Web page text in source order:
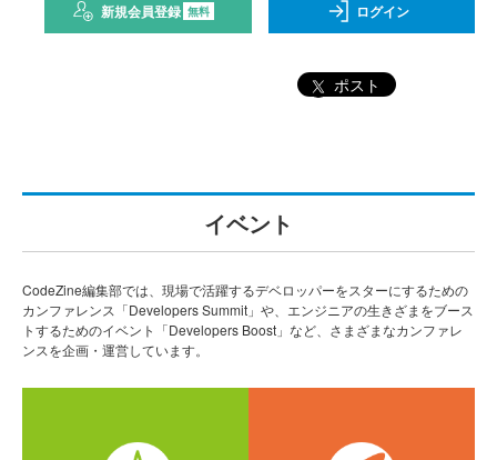
新規会員登録 無料 ログイン
ポスト
イベント
CodeZine編集部では、現場で活躍するデベロッパーをスターにするための
カンファレンス「Developers Summit」や、エンジニアの生きざまをブース
トするためのイベント「Developers Boost」など、さまざまなカンファレ
ンスを企画・運営しています。